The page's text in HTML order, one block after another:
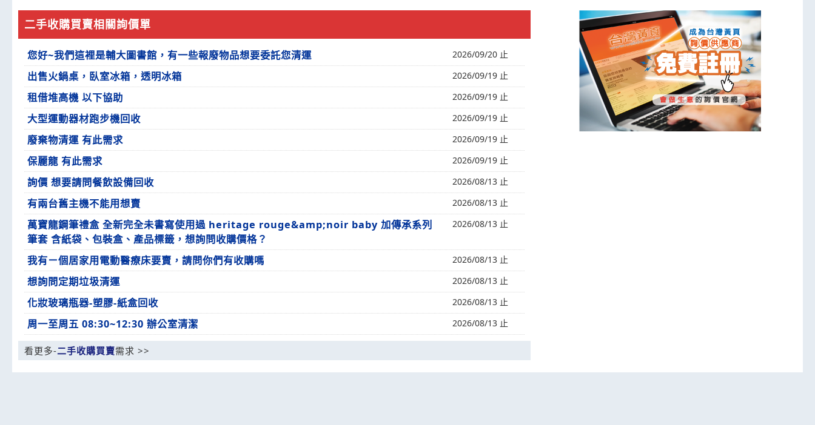
二手收購買賣相關詢價單
您好~我們這裡是輔大圖書館，有一些報廢物品想要委託您清運 2026/09/20 止
出售火鍋桌，臥室冰箱，透明冰箱 2026/09/19 止
租借堆高機 以下協助 2026/09/19 止
大型運動器材跑步機回收 2026/09/19 止
廢棄物清運 有此需求 2026/09/19 止
保麗龍 有此需求 2026/09/19 止
詢價 想要請問餐飲設備回收 2026/08/13 止
有兩台舊主機不能用想賣 2026/08/13 止
萬寶龍鋼筆禮盒 全新完全未書寫使用過 heritage rouge&amp;noir baby 加傳承系列
筆套 含紙袋、包裝盒、產品標籤，想詢問收購價格？
2026/08/13 止
我有ㄧ個居家用電動醫療床要賣，請問你們有收購嗎 2026/08/13 止
想詢問定期垃圾清運 2026/08/13 止
化妝玻璃瓶器-塑膠-紙盒回收 2026/08/13 止
周一至周五 08:30~12:30 辦公室清潔 2026/08/13 止
看更多-二手收購買賣需求 >>